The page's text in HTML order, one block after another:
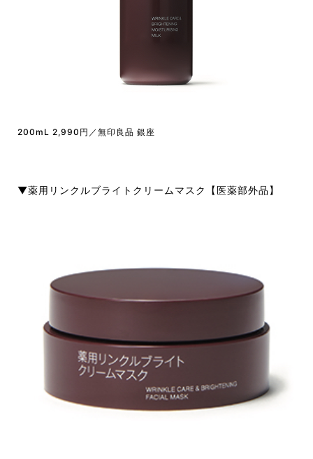
200mL 2,990円／無印良品 銀座
▼薬用リンクルブライトクリームマスク【医薬部外品】